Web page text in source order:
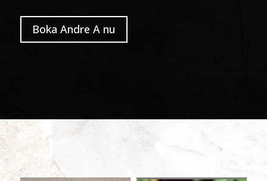
Boka Andre A nu